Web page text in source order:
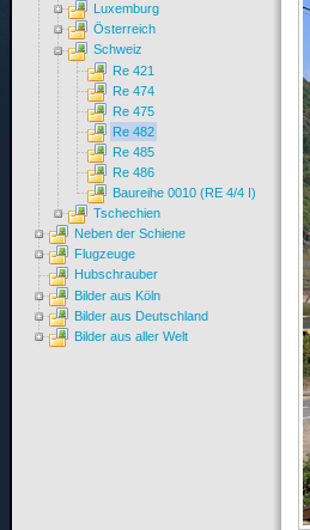
Luxemburg
Österreich
Schweiz
Re 421
Re 474
Re 475
Re 482
Re 485
Re 486
Baureihe 0010 (RE 4/4 I)
Tschechien
Neben der Schiene
Flugzeuge
Hubschrauber
Bilder aus Köln
Bilder aus Deutschland
Bilder aus aller Welt